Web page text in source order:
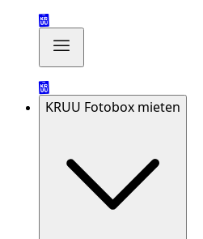
KRUU Fotobox mieten